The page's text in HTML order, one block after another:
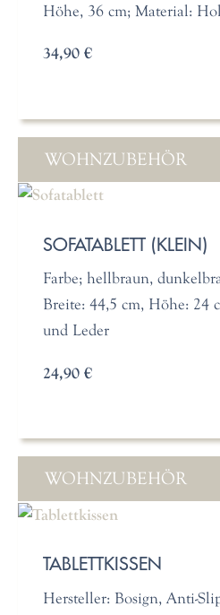
Höhe, 36 cm; Material:
34,90 €
WOHNZUBEHÖR
SOFATABLETT (KLEIN)
Farbe; hellbraun,
Breite: 44,5 cm, Höhe: 24
und Leder
24,90 €
WOHNZUBEHÖR
TABLETTKISSEN
Hersteller: Bosign, Anti-